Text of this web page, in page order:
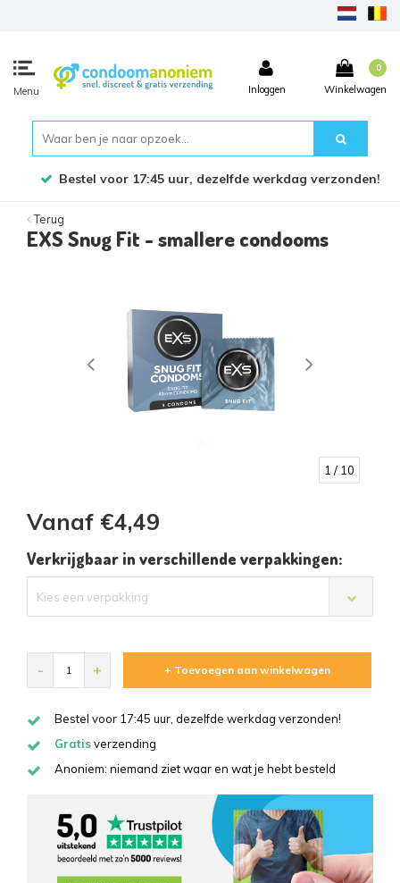
Menu Inloggen
0
Winkelwagen
Bestel voor 17:45 uur, dezelfde werkdag verzonden!
Terug
EXS Snug Fit - smallere condooms
1 / 10
Vanaf €4,49
Verkrijgbaar in verschillende verpakkingen:
Kies een verpakking
- + + Toevoegen aan winkelwagen
Bestel voor 17:45 uur, dezelfde werkdag verzonden!
Gratisverzending
Anoniem: niemand ziet waar en wat je hebt besteld